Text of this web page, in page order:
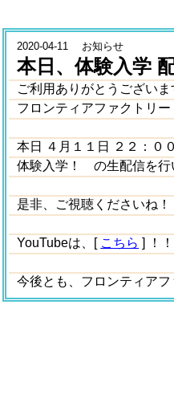
2020-04-11 お知らせ
本日、体験入学
ご利用ありがとうございま
フロンティアファクトリー
本日 ４月１１日 ２２：０
体験入学！ の生配信を行
是非、ご視聴くださいね！
YouTubeは、[ こちら ] ！！
今後とも、フロンティア